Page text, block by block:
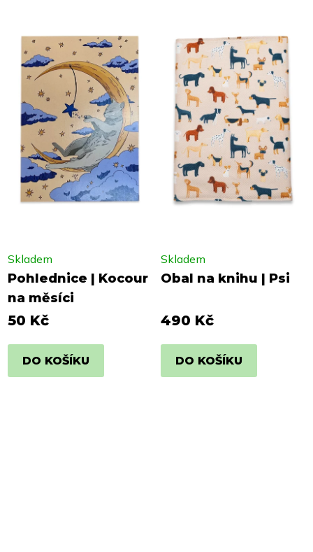
Pohlednice | Kocour
na měsíci
Skladem
50 Kč
DO KOŠÍKU
Obal na knihu | Psi
Skladem
490 Kč
DO KOŠÍKU